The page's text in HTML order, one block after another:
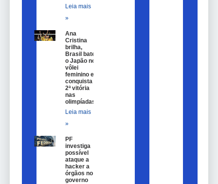
Leia mais
»
Ana
Cristina
brilha,
Brasil bate
o Japão no
vôlei
feminino e
conquista
2ª vitória
nas
olimpíadas
Leia mais
»
PF
investiga
possível
ataque a
hacker a
órgãos no
governo